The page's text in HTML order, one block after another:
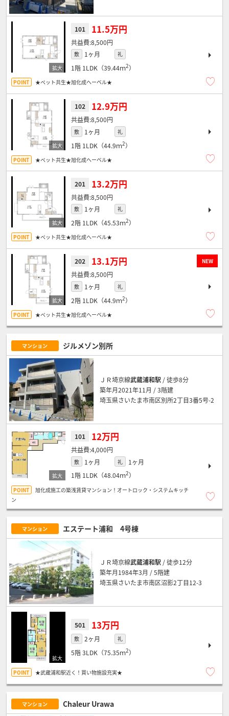
101 11.5万円
8,500円
敷 1ヶ月 礼
1階 1LDK（39.44ｍ2）
★ペット共生★旭化成へーベル★
102 12.9万円
8,500円
敷 1ヶ月 礼
1階 1LDK（44.9ｍ2）
★ペット共生★旭化成へーベル★
201 13.2万円
8,500円
敷 1ヶ月 礼
2階 1LDK（45.53ｍ2）
★ペット共生★旭化成へーベル★
NEW
202 13.1万円
8,500円
敷 1ヶ月 礼
2階 1LDK（44.9ｍ2）
★ペット共生★旭化成へーベル★
マンション ジルメゾン別所
ＪＲ埼京線武蔵浦和駅 / 徒歩8分
築年月2021年11月 / 3階建
埼玉県さいたま市南区別所2丁目3番5号-2
101 12万円
4,000円
敷 1ヶ月 礼
1ヶ月
1階 1LDK（48.04ｍ2）
旭化成施工の築浅賃貸マンション！オートロック・システムキッチ
ン
マンション エステート浦和 4号棟
ＪＲ埼京線武蔵浦和駅 / 徒歩12分
築年月1984年3月 / 5階建
埼玉県さいたま市南区沼影2丁目12-3
501 13万円
敷 2ヶ月 礼
5階3LDK（75.35ｍ2）
★武蔵浦和駅近く！買い物施設充実★
マンション Chaleur Urawa